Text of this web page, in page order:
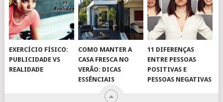
EXERCÍCIO FÍSICO:
PUBLICIDADE VS
REALIDADE
COMO MANTER A
CASA FRESCA NO
VERÃO: DICAS
ESSÊNCIAIS
11 DIFERENÇAS
ENTRE PESSOAS
POSITIVAS E
PESSOAS NEGATIVAS